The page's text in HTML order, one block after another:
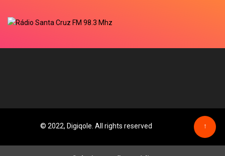
© 2022, Digiqole. All rights reserved ↑